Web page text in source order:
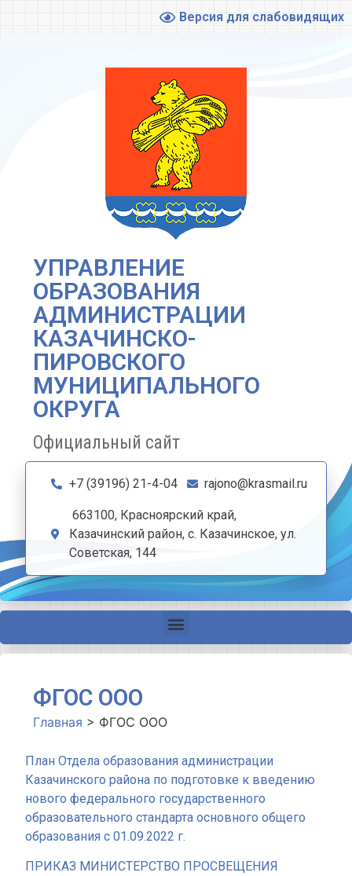
Версия для слабовидящих
УПРАВЛЕНИЕ
ОБРАЗОВАНИЯ
АДМИНИСТРАЦИИ
КАЗАЧИНСКО-
ПИРОВСКОГО
МУНИЦИПАЛЬНОГО
ОКРУГА
Официальный сайт
+7 (39196) 21-4-04 rajono@krasmail.ru
663100, Красноярский край,
Казачинский район, с. Казачинское, ул.
Советская, 144
ФГОС ООО
Главная > ФГОС ООО
План Отдела образования администрации
Казачинского района по подготовке к введению
нового федерального государственного
образовательного стандарта основного общего
образования с 01.09.2022 г.
ПРИКАЗ МИНИСТЕРСТВО ПРОСВЕЩЕНИЯ